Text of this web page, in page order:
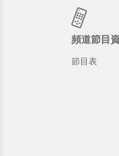
頻道節目
節目表